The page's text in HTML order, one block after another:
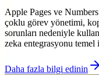
Apple Pages ve
çoklu görev yönetimi,
sorunları nedeniyle
zeka entegrasyonu
Daha fazla bilgi edinin